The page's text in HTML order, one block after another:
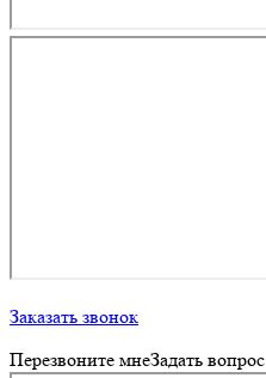
Заказать звонок
Перезвоните мнеЗадать вопрос